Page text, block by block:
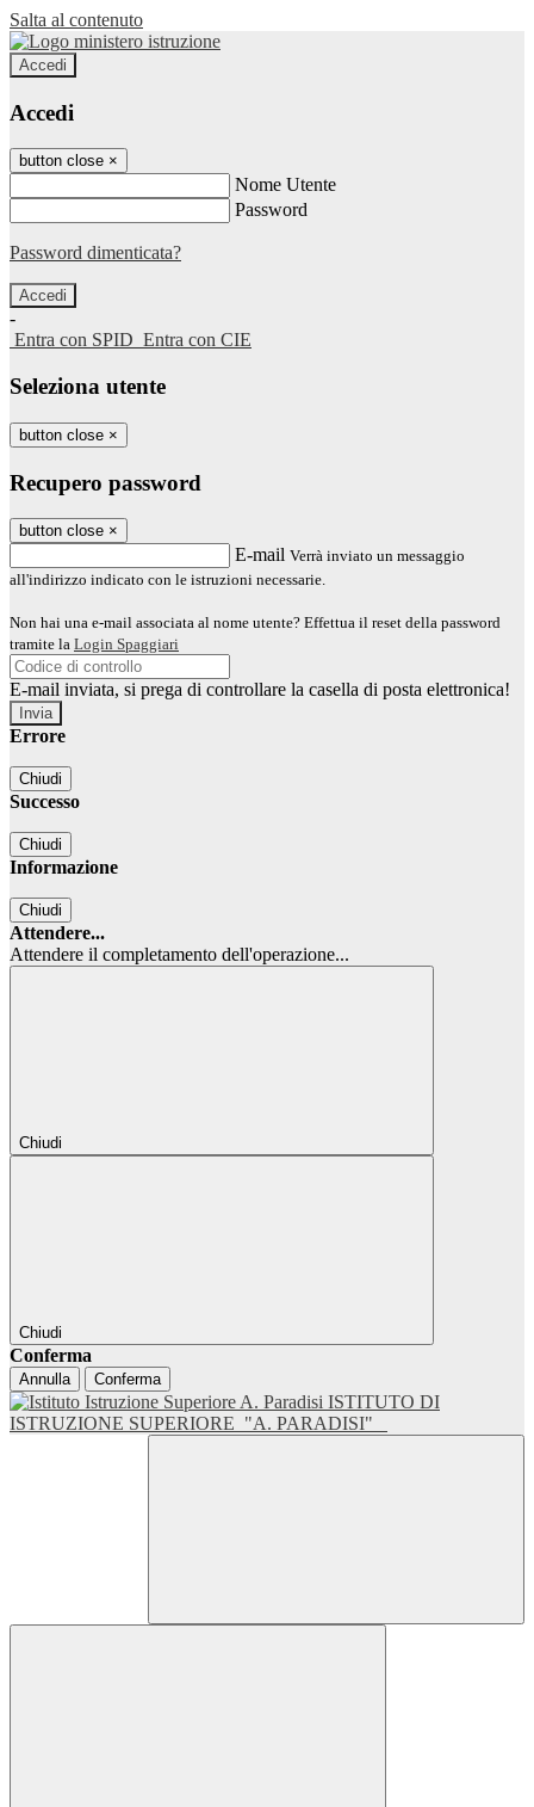
Salta al contenuto
Accedi
Accedi
button close ×
Nome Utente
Password
Password dimenticata?
-
Entra con SPID Entra con CIE
Seleziona utente
button close ×
Recupero password
button close ×
E-mail Verrà inviato un messaggio
all'indirizzo indicato con le istruzioni necessarie.
Non hai una e-mail associata al nome utente? Effettua il reset della password
tramite la Login Spaggiari
E-mail inviata, si prega di controllare la casella di posta elettronica!
Errore
Chiudi
Successo
Chiudi
Informazione
Chiudi
Attendere...
Attendere il completamento dell'operazione...
Chiudi
Chiudi
Conferma
Annulla Conferma
ISTITUTO DI
ISTRUZIONE SUPERIORE "A. PARADISI"